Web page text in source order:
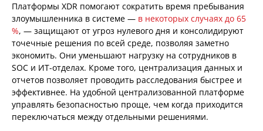
Платформы XDR помогают сократить время пребывания
злоумышленника в системе — в некоторых случаях до 65
%, — защищают от угроз нулевого дня и консолидируют
точечные решения по всей среде, позволяя заметно
экономить. Они уменьшают нагрузку на сотрудников в
SOC и ИТ-отделах. Кроме того, централизация данных и
отчетов позволяет проводить расследования быстрее и
эффективнее. На удобной централизованной платформе
управлять безопасностью проще, чем когда приходится
переключаться между отдельными решениями.